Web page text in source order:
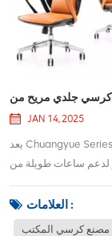
JAN 14, 2025
يعد Chuangyue Series Ergonomic Leather Chair مزيجًا مثاليًا من الرفاهية
لدعم ساعات طويلة من
ومسند الظهر المتناقص
، ومقعد مملوء بالت...
العلامات :
مصنع كرسي المكتب